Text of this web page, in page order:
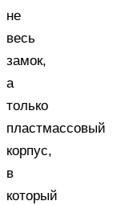
не
весь
замок,
а
только
пластмассовый
корпус,
в
который